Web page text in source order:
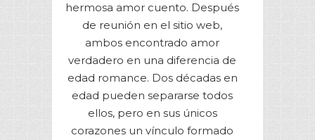
hermosa amor cuento. Después
de reunión en el sitio web,
ambos encontrado amor
verdadero en una diferencia de
edad romance. Dos décadas en
edad pueden separarse todos
ellos, pero en sus únicos
corazones un vínculo formado